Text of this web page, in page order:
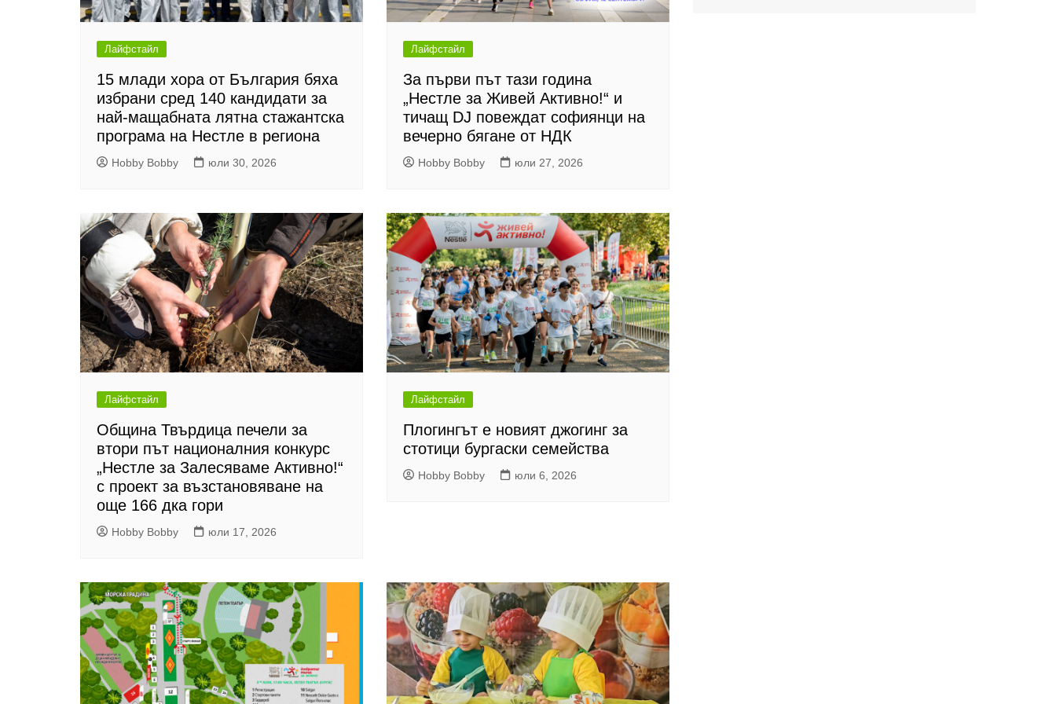
Лайфстайл
15 млади хора от България бяха
избрани сред 140 кандидати за
най-мащабната лятна стажантска
програма на Нестле в региона
Hobby Bobby юли 30, 2026
Лайфстайл
За първи път тази година
„Нестле за Живей Активно!“ и
тичащ DJ повеждат софиянци на
вечерно бягане от НДК
Hobby Bobby юли 27, 2026
Лайфстайл
Община Твърдица печели за
втори път националния конкурс
„Нестле за Залесяваме Активно!“
с проект за възстановяване на
още 166 дка гори
Hobby Bobby юли 17, 2026
Лайфстайл
Плогингът е новият джогинг за
стотици бургаски семейства
Hobby Bobby юли 6, 2026